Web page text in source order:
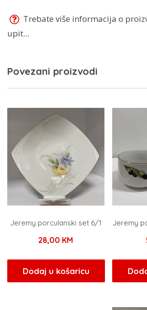
Trebate više informacija o
upit...
Povezani proizvodi
Jeremy porculanski set 6/1
28,00 KM
Dodaj u košaricu
Jeremy